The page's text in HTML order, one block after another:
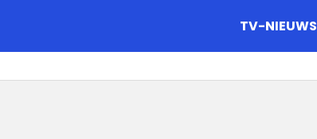
TV-NIEUWS